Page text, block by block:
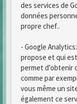
des services de
données
propre chef..
- Google
propose et qui
permet d'obtenir
comme par
vous même un
également ce